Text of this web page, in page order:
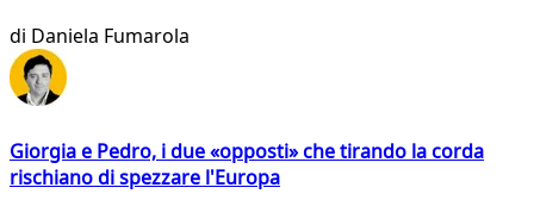
di Daniela Fumarola
Giorgia e Pedro, i due «opposti» che tirando la corda
rischiano di spezzare l'Europa